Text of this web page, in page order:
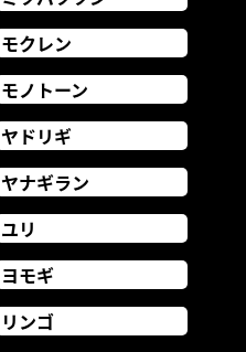
モクレン
モノトーン
ヤドリギ
ヤナギラン
ユリ
ヨモギ
リンゴ